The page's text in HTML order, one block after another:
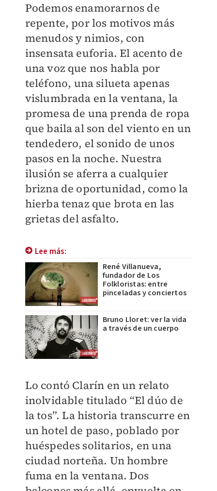
Podemos enamorarnos de
repente, por los motivos más
menudos y nimios, con
insensata euforia. El acento de
una voz que nos habla por
teléfono, una silueta apenas
vislumbrada en la ventana, la
promesa de una prenda de ropa
que baila al son del viento en un
tendedero, el sonido de unos
pasos en la noche. Nuestra
ilusión se aferra a cualquier
brizna de oportunidad, como la
hierba tenaz que brota en las
grietas del asfalto.
Lee más:
René Villanueva,
fundador de Los
Folkloristas: entre
pinceladas y conciertos
Bruno Lloret: ver la vida
a través de un cuerpo
Lo contó Clarín en un relato
inolvidable titulado “El dúo de
la tos”. La historia transcurre en
un hotel de paso, poblado por
huéspedes solitarios, en una
ciudad norteña. Un hombre
fuma en la ventana. Dos